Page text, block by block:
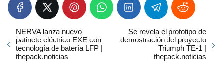
NERVA lanza nuevo
patinete eléctrico EXE con
tecnología de batería LFP |
thepack.noticias
Se revela el prototipo de
demostración del proyecto
Triumph TE-1 |
thepack.noticias